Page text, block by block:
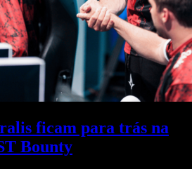
ficam para trás na
Bounty